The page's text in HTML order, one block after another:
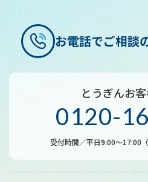
お電話でご相談
とうぎんお
0120-
受付時間／平日9:00～17:00